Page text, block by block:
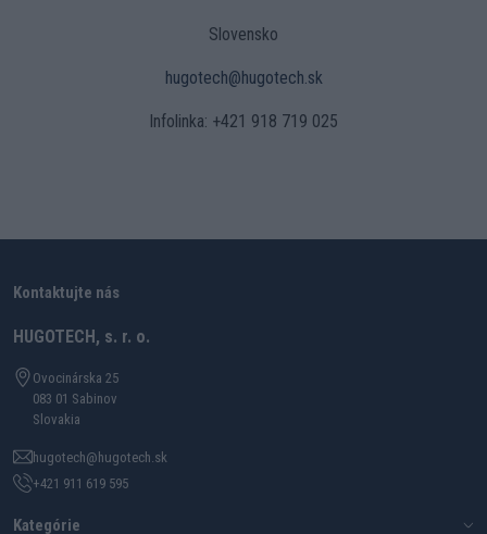
Slovensko
hugotech@hugotech.sk
Infolinka: +421 918 719 025
Kontaktujte nás
HUGOTECH, s. r. o.
Ovocinárska 25
083 01 Sabinov
Slovakia
hugotech@hugotech.sk
+421 911 619 595
Kategórie